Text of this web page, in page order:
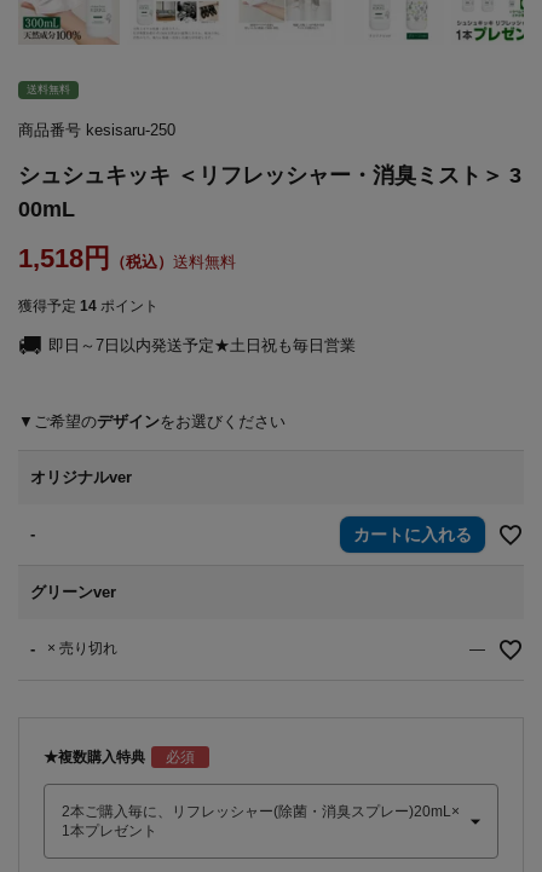
送料無料
商品番号 kesisaru-250
シュシュキッキ ＜リフレッシャー・消臭ミスト＞ 3
00mL
1,518 送料無料
獲得予定 14 ポイント
即日～7日以内発送予定★土日祝も毎日営業
デザイン
オリジナルver
- カートに入れる
グリーンver
- × 売り切れ —
★複数購入特典